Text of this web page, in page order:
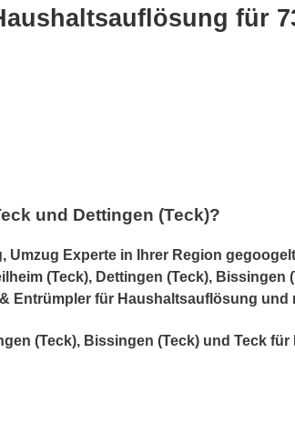
für
und Dettingen (Teck)?
Experte in Ihrer Region
(Teck), Dettingen (Teck), Bissingen
Entrümpler für Haushaltsauflösung
(Teck), Bissingen (Teck) und Teck